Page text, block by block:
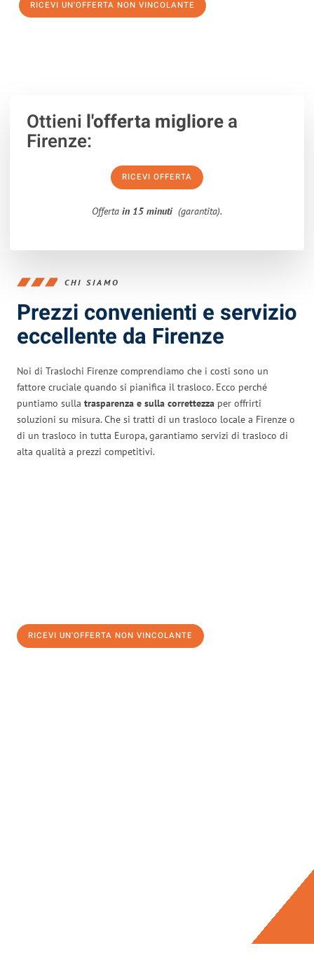
RICEVI UN'OFFERTA NON VINCOLANTE
Ottieni l'offerta migliorea
Firenze:
RICEVI OFFERTA
Offerta in 15 minuti (garantita).
CHI SIAMO
Prezzi convenienti e servizio
eccellente da Firenze
Noi di Traslochi Firenze comprendiamo che i costi sono un
fattore cruciale quando si pianifica il trasloco. Ecco perché
puntiamo sulla trasparenza e sulla correttezza per offrirti
soluzioni su misura. Che si tratti di un trasloco locale a Firenze o
di un trasloco in tutta Europa, garantiamo servizi di trasloco di
alta qualità a prezzi competitivi.
RICEVI UN'OFFERTA NON VINCOLANTE